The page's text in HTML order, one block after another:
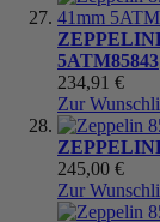
ZEPPELIN
5ATM85843
234,91 €
Zur
ZEPPELIN
245,00 €
Zur